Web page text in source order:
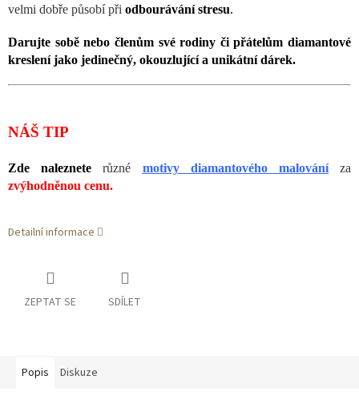
velmi dobře působí při odbourávání stresu.
Darujte sobě nebo členům své rodiny či přátelům diamantové
kreslení jako jedinečný, okouzlující a unikátní dárek.
NÁŠ TIP
Zde naleznete různé motivy diamantového malováníza
zvýhodněnou cenu.
Detailní informace
ZEPTAT SE SDÍLET
Popis Diskuze